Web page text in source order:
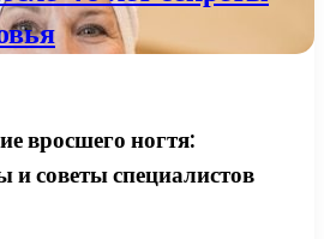
вросшего ногтя:
и советы специалистов